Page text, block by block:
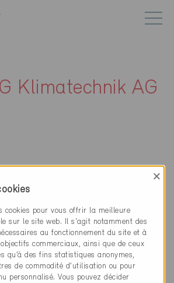
Klimatechnik AG
×
cookies pour vous offrir la meilleure
sur le site web. Il s'agit notamment des
au fonctionnement du site et à
commerciaux, ainsi que de ceux
qu’à des fins statistiques anonymes,
de commodité d’utilisation ou pour
personnalisé. Vous pouvez décider